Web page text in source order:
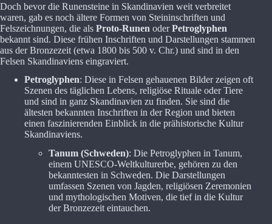
Doch bevor die Runensteine in Skandinavien weit verbreitet
waren, gab es noch ältere Formen von Steininschriften und
Felszeichnungen, die als Proto-Runen oderPetroglyphen
bekannt sind. Diese frühen Inschriften und Darstellungen stammen
aus der Bronzezeit (etwa 1800 bis 500 v. Chr.) und sind in den
Felsen Skandinaviens eingraviert.
Petroglyphen: Diese in Felsen gehauenen Bilder zeigen oft
Szenen des täglichen Lebens, religiöse Rituale oder Tiere
und sind in ganz Skandinavien zu finden. Sie sind die
ältesten bekannten Inschriften in der Region und bieten
einen faszinierenden Einblick in die prähistorische Kultur
Skandinaviens.
Tanum (Schweden): Die Petroglyphen in Tanum,
einem UNESCO-Weltkulturerbe, gehören zu den
bekanntesten in Schweden. Die Darstellungen
umfassen Szenen von Jagden, religiösen Zeremonien
und mythologischen Motiven, die tief in die Kultur
der Bronzezeit eintauchen.